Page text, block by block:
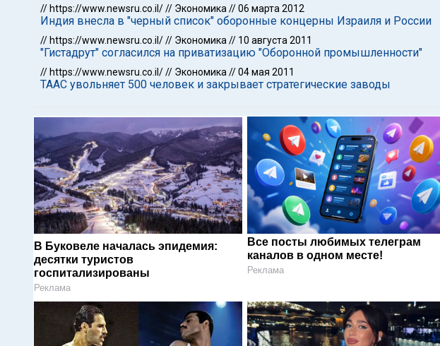
// https://www.newsru.co.il/// Экономика //06 марта 2012
Индия внесла в "черный список" оборонные концерны Израиля и России
// https://www.newsru.co.il/// Экономика // 10 августа 2011
"Гистадрут" согласился на приватизацию "Оборонной промышленности"
// https://www.newsru.co.il/// Экономика //04 мая 2011
ТААС увольняет 500 человек и закрывает стратегические заводы
В Буковеле началась эпидемия:
десятки туристов
госпитализированы
Реклама
Все посты любимых телеграм
каналов в одном месте!
Реклама